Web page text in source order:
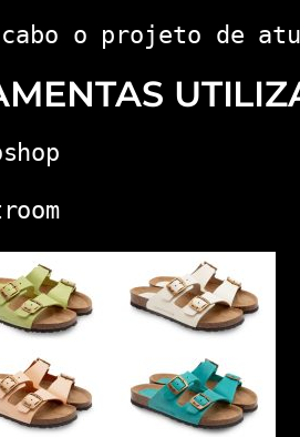
o projeto de